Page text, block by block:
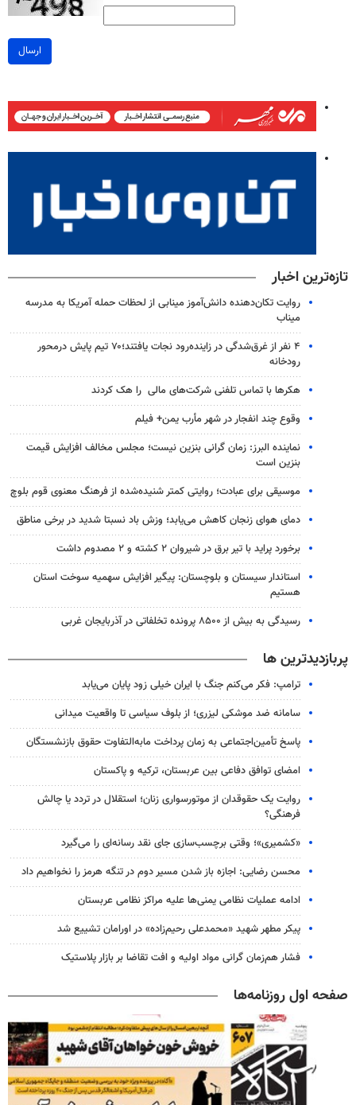
ارسال
تازه‌ترین اخبار
روایت تکان‌دهنده دانش‌آموز مینابی از لحظات حمله آمریکا به مدرسه
میناب
۴ نفر از غرق‌شدگی در زاینده‌رود نجات یافتند؛۷۰ تیم پایش درمحور
رودخانه
هکرها با تماس تلفنی شرکت‌های مالی را هک کردند
وقوع چند انفجار در شهر مأرب یمن+ فیلم
نماینده البرز: زمان گرانی بنزین نیست؛ مجلس مخالف افزایش قیمت
بنزین است
موسیقی برای عبادت؛ روایتی کمتر شنیده‌شده از فرهنگ معنوی قوم بلوچ
دمای هوای زنجان کاهش می‌یابد؛ وزش باد نسبتا شدید در برخی مناطق
برخورد پراید با تیر برق در شیروان ۲ کشته و ۲ مصدوم داشت
استاندار سیستان و بلوچستان: پیگیر افزایش سهمیه سوخت استان
هستیم
رسیدگی به بیش از ۸۵۰۰ پرونده تخلفاتی در آذربایجان غربی
پربازدیدترین ها
ترامپ: فکر می‌کنم جنگ با ایران خیلی زود پایان می‌یابد
سامانه ضد موشکی لیزری؛ از بلوف سیاسی تا واقعیت میدانی
پاسخ تأمین‌اجتماعی به زمان پرداخت مابه‌التفاوت حقوق بازنشستگان
امضای توافق دفاعی بین عربستان، ترکیه و پاکستان
روایت یک حقوقدان از موتورسواری زنان؛ استقلال در تردد یا چالش
فرهنگی؟
«کشمیری»؛ وقتی برچسب‌سازی جای نقد رسانه‌ای را می‌گیرد
محسن رضایی: اجازه باز شدن مسیر دوم در تنگه هرمز را نخواهیم داد
ادامه عملیات نظامی یمنی‌ها علیه مراکز نظامی عربستان
پیکر مطهر شهید «محمدعلی رحیم‌زاده» در اورامان تشییع شد
فشار هم‌زمان گرانی مواد اولیه و افت تقاضا بر بازار پلاستیک
صفحه اول روزنامه‌ها